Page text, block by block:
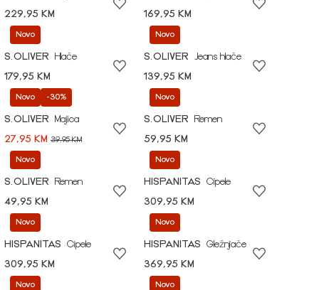
229,95 KM
169,95 KM
Novo
S.OLIVER
Hlače
179,95 KM
Novo
S.OLIVER
Jeans hlače
139,95 KM
Novo -30%
S.OLIVER
Majica
27,95 KM 39,95 KM
Novo
S.OLIVER
Remen
59,95 KM
Novo
S.OLIVER
Remen
49,95 KM
Novo
HISPANITAS
Cipele
309,95 KM
Novo
HISPANITAS
Cipele
309,95 KM
Novo
HISPANITAS
Gležnjače
369,95 KM
Novo Novo